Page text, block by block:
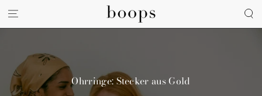
SPRINGEN
Ohrringe: Stecker aus Gold